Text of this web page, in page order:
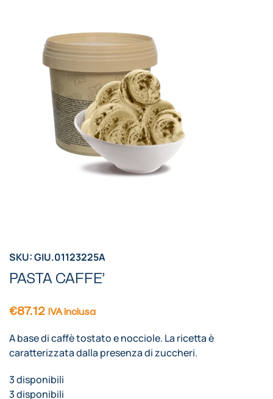
SKU: GIU.01123225A
PASTA CAFFE’
€87.12 IVA inclusa
A base di caffè tostato e nocciole. La ricetta è
caratterizzata dalla presenza di zuccheri.
3 disponibili
3 disponibili